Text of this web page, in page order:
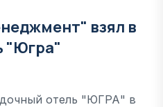
взял в
"Югра"
отель "ЮГРА" в